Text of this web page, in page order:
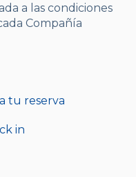
a las condiciones
Compañía
tu reserva
in